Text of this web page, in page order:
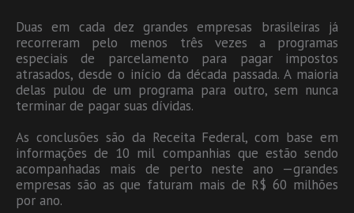
Duas em cada dez grandes empresas brasileiras já
recorreram pelo menos três vezes a programas
especiais de parcelamento para pagar impostos
atrasados, desde o início da década passada. A maioria
delas pulou de um programa para outro, sem nunca
terminar de pagar suas dívidas.
As conclusões são da Receita Federal, com base em
informações de 10 mil companhias que estão sendo
acompanhadas mais de perto neste ano —grandes
empresas são as que faturam mais de R$ 60 milhões
por ano.